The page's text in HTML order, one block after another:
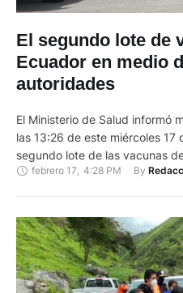
El segundo lote de
Ecuador en medio
autoridades
El Ministerio de Salud informó
las 13:26 de este miércoles 17
segundo lote de las vacunas
un avión de la compañía
febrero 17 4:28 PM By